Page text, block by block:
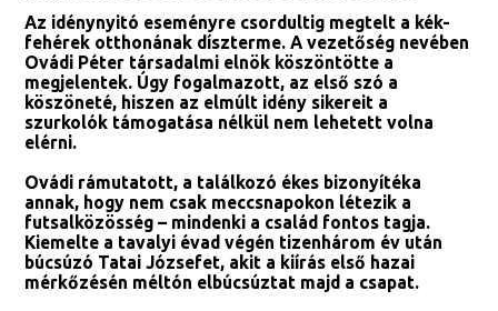
Az idénynyitó eseményre csordultig megtelt a kék-
fehérek otthonának díszterme. A vezetőség nevében
Ovádi Péter társadalmi elnök köszöntötte a
megjelentek. Úgy fogalmazott, az első szó a
köszöneté, hiszen az elmúlt idény sikereit a
szurkolók támogatása nélkül nem lehetett volna
elérni.
Ovádi rámutatott, a találkozó ékes bizonyítéka
annak, hogy nem csak meccsnapokon létezik a
futsalközösség – mindenki a család fontos tagja.
Kiemelte a tavalyi évad végén tizenhárom év után
búcsúzó Tatai Józsefet, akit a kiírás első hazai
mérkőzésén méltón elbúcsúztat majd a csapat.